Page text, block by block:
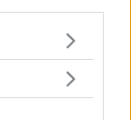
more Google
may click to
below Google